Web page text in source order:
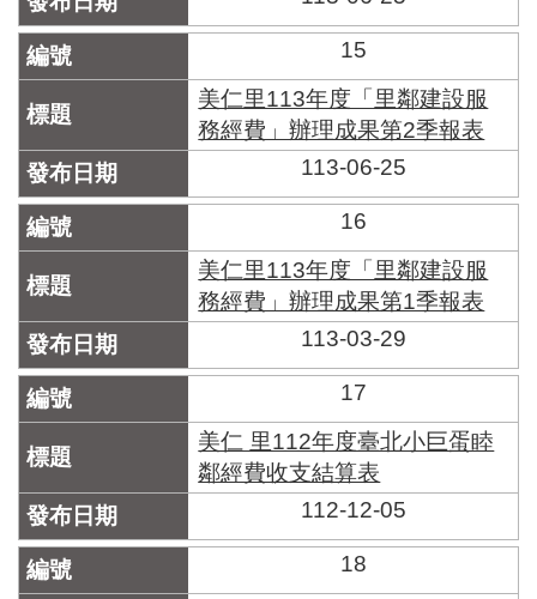
15
美仁里113年度「里鄰建設服
務經費」辦理成果第2季報表
113-06-25
16
美仁里113年度「里鄰建設服
務經費」辦理成果第1季報表
113-03-29
17
美仁 里112年度臺北小巨蛋睦
鄰經費收支結算表
112-12-05
18